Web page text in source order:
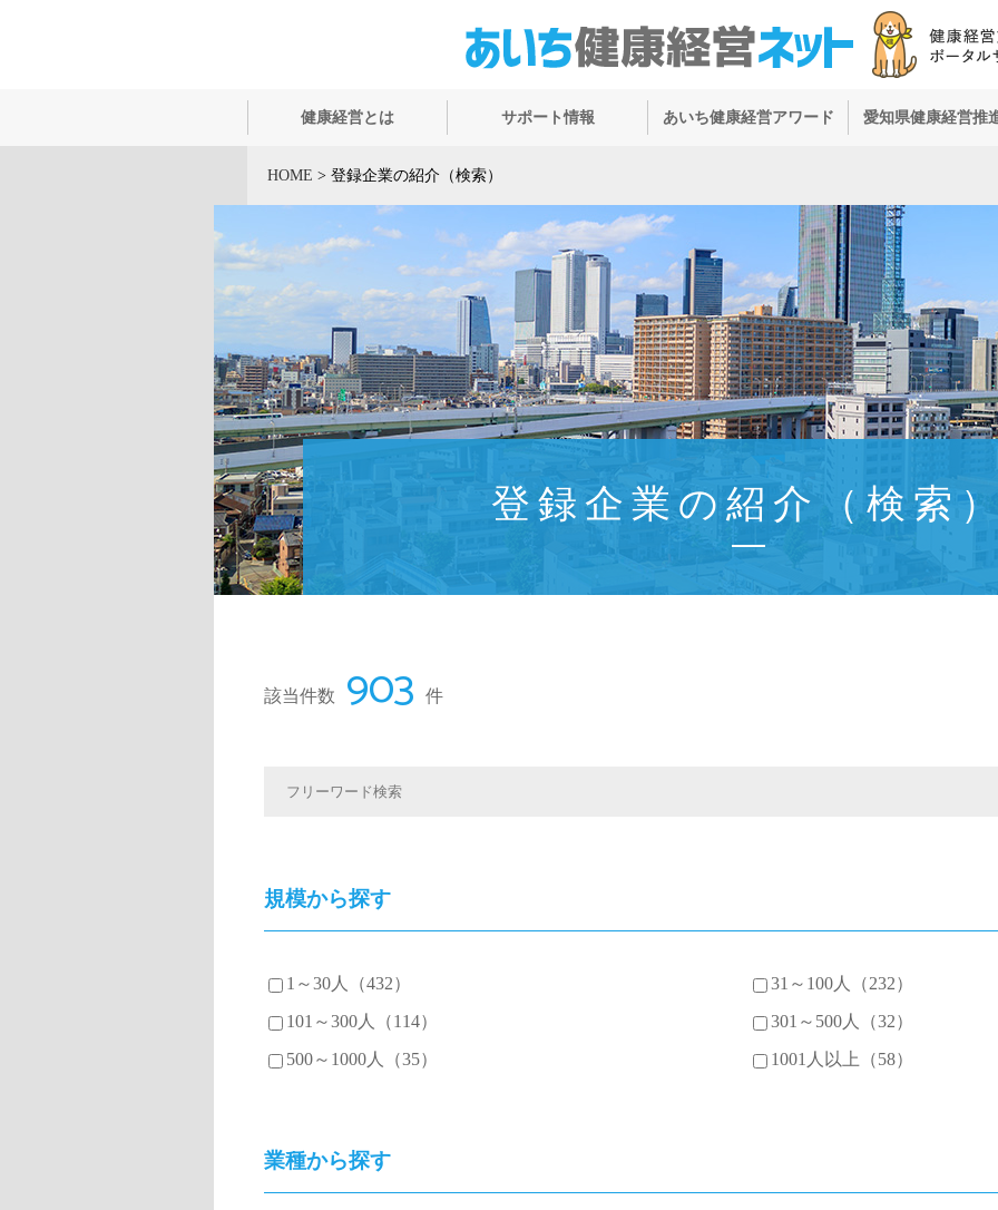
健康経営とは サポート情報 あいち健康経営アワード 愛知県健康経営推
HOME > 登録企業の紹介（検索）
登録企業の紹介（検索
該当件数 903 件
規模から探す
1～30人（432）
31～100人（232）
101～300人（114）
301～500人（32）
500～1000人（35）
1001人以上（58）
業種から探す